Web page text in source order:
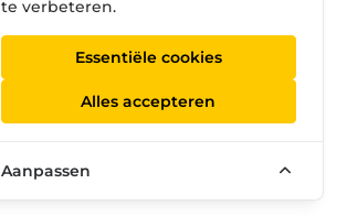
te verbeteren.
Essentiële cookies
Alles accepteren
Aanpassen